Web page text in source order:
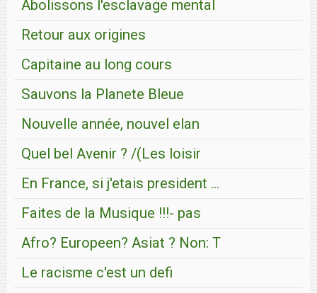
Abolissons l'esclavage mental
Retour aux origines
Capitaine au long cours
Sauvons la Planete Bleue
Nouvelle année, nouvel elan
Quel bel Avenir ? /(Les loisir
En France, si j'etais president ...
Faites de la Musique !!!- pas
Afro? Europeen? Asiat ? Non: T
Le racisme c'est un defi